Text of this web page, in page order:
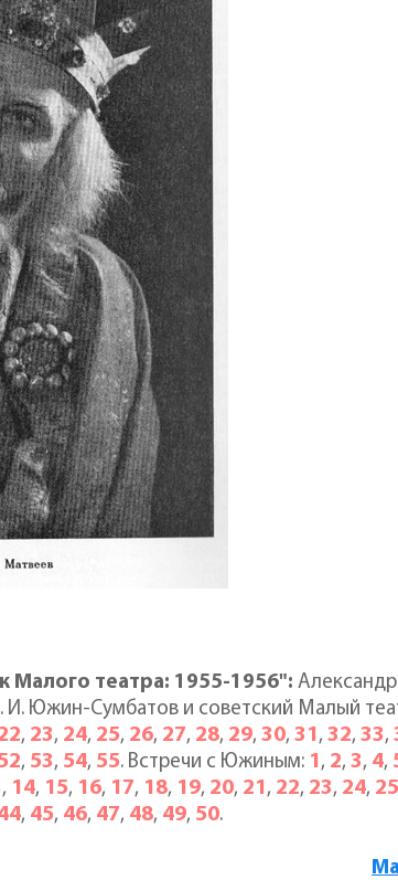
Малого театра: 1955-1956":
И. Южин-Сумбатов и советский Малый
, 23, 24, 25, 26, 27, 28, 29,30,31 ,32,33,
, 53, 54, 55. Встречи с Южиным: 1 , 2,3, 4,
, 14, 15, 16, 17, 18, 19, 20, 21 , 22, 23, 24, 25
, 45, 46, 47, 48, 49, 50.